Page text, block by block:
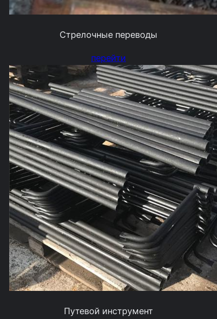
Стрелочные переводы
перейти
Путевой инструмент